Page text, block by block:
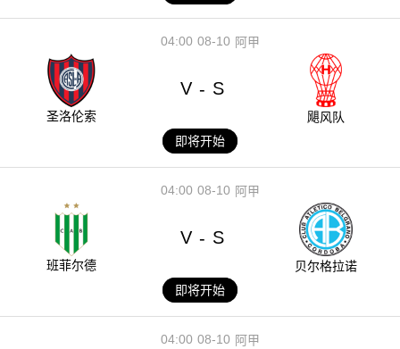
08-10
04:00 阿甲
圣洛伦索
V - S
飓风队
即将开始
08-10
04:00 阿甲
班菲尔德
V - S
贝尔格拉诺
即将开始
08-10
04:00 阿甲